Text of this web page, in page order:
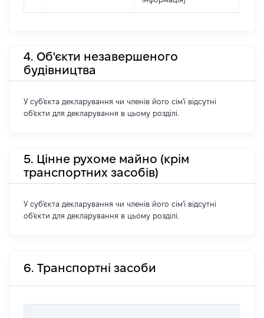
4. Об'єкти незавершеного
будівництва
У суб'єкта декларування чи членів його сім'ї відсутні
об'єкти для декларування в цьому розділі.
5. Цінне рухоме майно (крім
транспортних засобів)
У суб'єкта декларування чи членів його сім'ї відсутні
об'єкти для декларування в цьому розділі.
6. Транспортні засоби